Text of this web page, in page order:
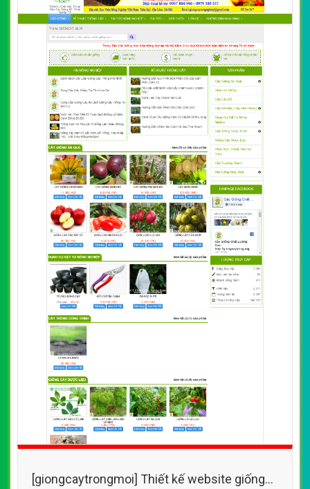
[giongcaytrongmoi] Thiết kế website giống